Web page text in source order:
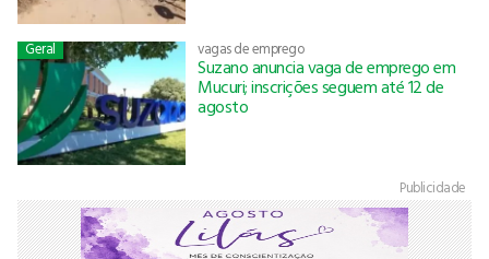
Geral vagas de emprego
Suzano anuncia vaga de emprego em
Mucuri; inscrições seguem até 12 de
agosto
Publicidade